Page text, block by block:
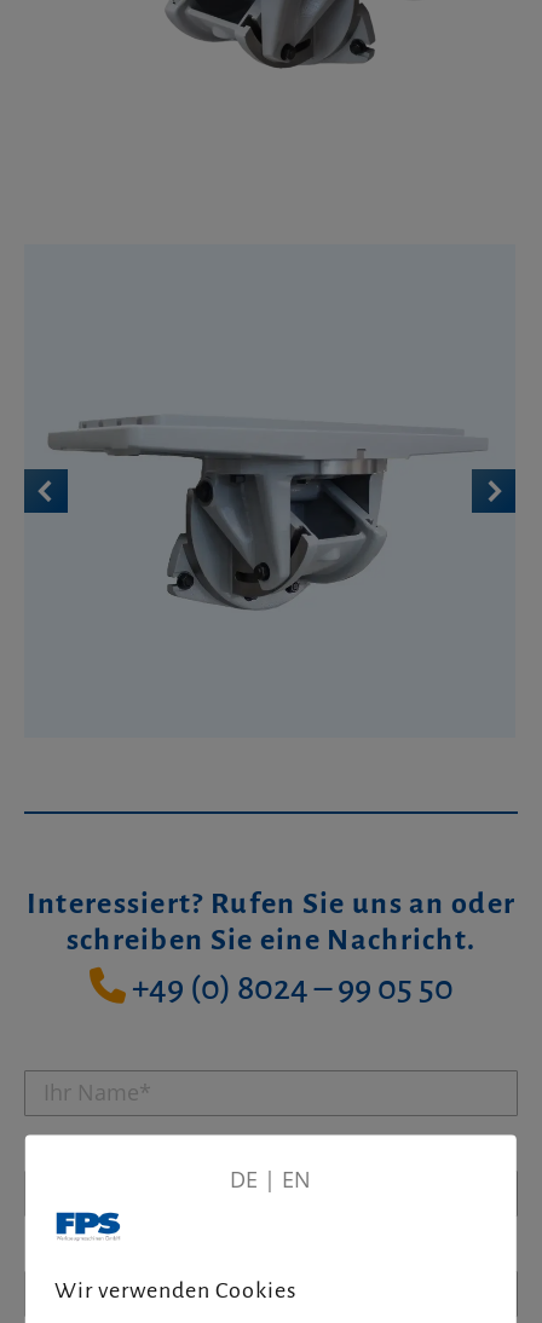
Interessiert? Rufen Sie uns an oder
schreiben Sie eine Nachricht.
+49 (0) 8024 – 99 05 50
DE | EN
Wir verwenden Cookies